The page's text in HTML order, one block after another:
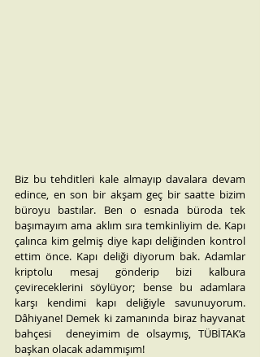
Biz bu tehditleri kale almayıp davalara devam
edince, en son bir akşam geç bir saatte bizim
büroyu bastılar. Ben o esnada büroda tek
başımayım ama aklım sıra temkinliyim de. Kapı
çalınca kim gelmiş diye kapı deliğinden kontrol
ettim önce. Kapı deliği diyorum bak. Adamlar
kriptolu mesaj gönderip bizi kalbura
çevireceklerini söylüyor; bense bu adamlara
karşı kendimi kapı deliğiyle savunuyorum.
Dâhiyane! Demek ki zamanında biraz hayvanat
bahçesi  deneyimim de olsaymış, TÜBİTAK’a
başkan olacak adammışım!